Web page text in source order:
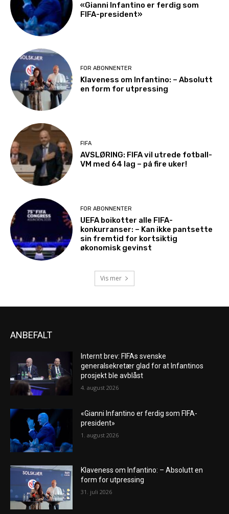
«Gianni Infantino er ferdig som
FIFA-president»
FOR ABONNENTER
Klaveness om Infantino: – Absolutt
en form for utpressing
FIFA
AVSLØRING: FIFA vil utrede fotball-
VM med 64 lag – på fire uker!
FOR ABONNENTER
UEFA boikotter alle FIFA-
konkurranser: – Kan ikke pantsette
sin fremtid for kortsiktig
økonomisk gevinst
Vis mer
ANBEFALT
Internt brev: FIFAs svenske
generalsekretær glad for at Infantinos
prosjekt ble avblåst
4. august 2026
«Gianni Infantino er ferdig som FIFA-
president»
1. august 2026
Klaveness om Infantino: – Absolutt en
form for utpressing
31. juli 2026